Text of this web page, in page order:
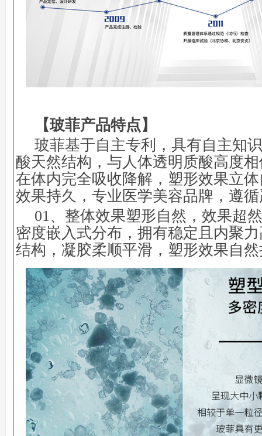
【玻菲产品特点】
玻菲基于自主专利，具有自主知
酸天然结构，与人体透明质酸高度
在体内完全吸收降解，塑形效果立
效果持久，专业医学美容品牌，遵
01、整体效果塑形自然，效果超
密度嵌入式分布，拥有稳定且内聚
结构，凝胶柔顺平滑，塑形效果自